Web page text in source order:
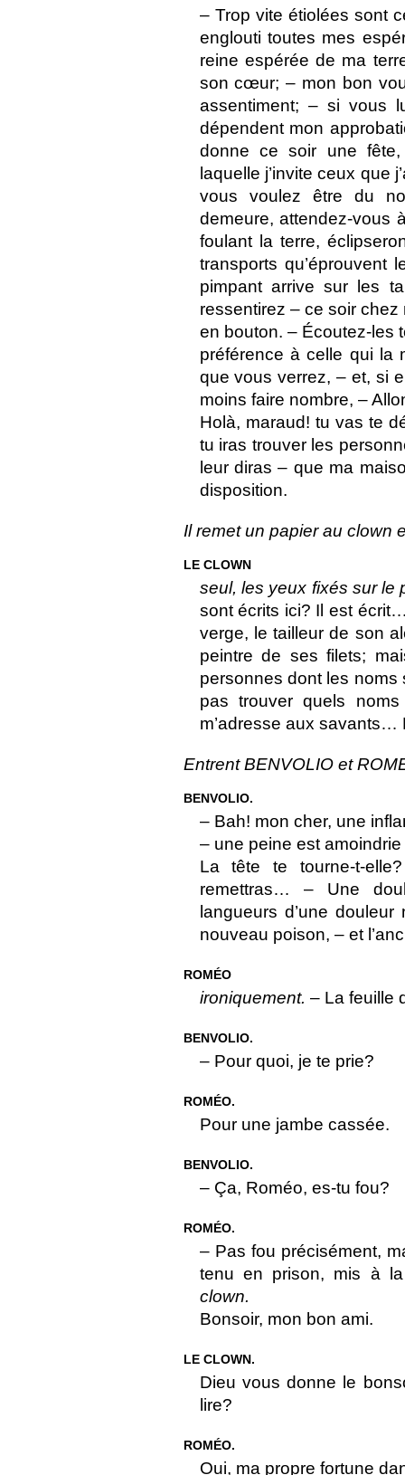
– Trop vite étiolées sont
englouti toutes mes
reine espérée de ma
son cœur; – mon bon
assentiment; – si vous
dépendent mon
donne ce soir une
laquelle j’invite ceux que
vous voulez être du
demeure, attendez-vous
foulant la terre,
transports qu’éprouvent
pimpant arrive sur les
ressentirez – ce soir
en bouton. – Écoutez-les
préférence à celle qui la
que vous verrez, – et, si
moins faire nombre, –
Holà, maraud! tu vas te
tu iras trouver les
leur diras – que ma
disposition.
Il remet un papier au clown
LE CLOWN
seul, les yeux fixés sur le
sont écrits ici? Il est
verge, le tailleur de son
peintre de ses filets;
personnes dont les
pas trouver quels
m’adresse aux savants…
Entrent BENVOLIO et
BENVOLIO.
– Bah! mon cher, une
– une peine est
La tête te tourne-t-
remettras… – Une
langueurs d’une
nouveau poison, – et
ROMÉO
ironiquement. – La feuille
BENVOLIO.
– Pour quoi, je te prie?
ROMÉO.
Pour une jambe cassée.
BENVOLIO.
– Ça, Roméo, es-tu fou?
ROMÉO.
– Pas fou précisément,
tenu en prison, mis à
clown.
Bonsoir, mon bon ami.
LE CLOWN.
Dieu vous donne le
lire?
ROMÉO.
Oui, ma propre fortune